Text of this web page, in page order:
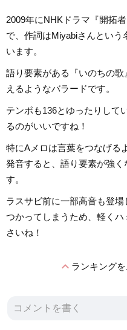
2009年にNHKドラマ『開拓
で、作詞はMiyabiさんという
います。
語り要素がある『いのちの
えるようなバラードです。
テンポも136とゆったりして
るのがいいですね！
特にAメロは言葉をつなげる
発音すると、語り要素が強
す。
ラスサビ前に一部高音も登
つかってしまうため、軽く
さいね！
expand_lessランキング